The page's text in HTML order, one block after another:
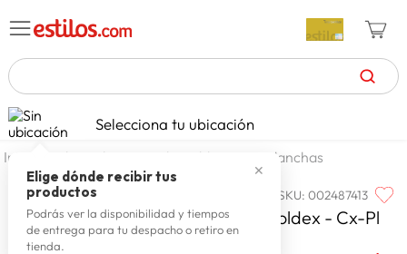
TÉRMINOS MÁS BUSCADOS
1. celulares
2. zapatillas mujer
3. zapatillas hombre
4. moda
Selecciona tu ubicación
✕
Elige dónde recibir tus
productos
Podrás ver la disponibilidad y tiempos
de entrega para tu despacho o retiro en
tienda.
electrohogar linea blanca planchas
COLDEX SKU:002487413
Plancha Clásica Antiadherente Coldex - Cx-Pl
Pesada